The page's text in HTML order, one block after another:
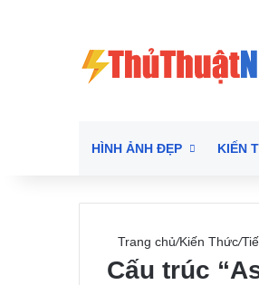
HÌNH ẢNH ĐẸP KIẾN
Trang chủ/Kiến Thức/
Cấu trúc